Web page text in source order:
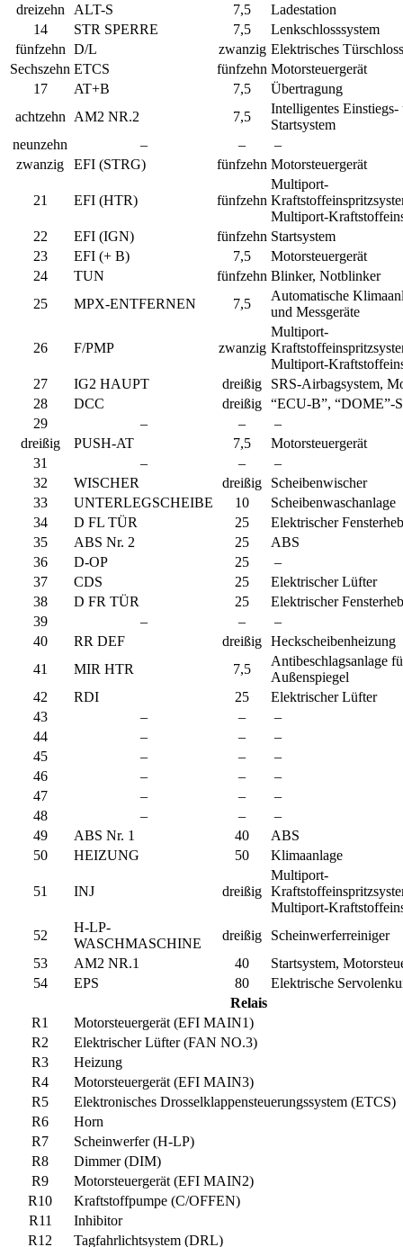
dreizehn
ALT-S 7,5
Ladestation
14
STR SPERRE 7,5
Lenkschlosssystem
fünfzehn D/L zwanzig Elektrisches Türschloss
Sechszehn ETCS fünfzehn Motorsteuergerät
17
AT+B 7,5
Übertragung
achtzehn
AM2 NR.2 7,5
Intelligentes Einstiegs-
Startsystem
neunzehn
– –
–
zwanzig
EFI (STRG) fünfzehn Motorsteuergerät
21 EFI (HTR) fünfzehn
Multiport-
Multiport-
22
EFI (IGN) fünfzehn Startsystem
23
EFI (+ B) 7,5
Motorsteuergerät
24
TUN fünfzehn Blinker, Notblinker
25
MPX-ENTFERNEN 7,5
Automatische
und Messgeräte
26 F/PMP zwanzig
Multiport-
Multiport-
27
IG2 HAUPT dreißig
SRS-Airbagsystem,
28
DCC dreißig “ECU-B”, “DOME”-
29
– –
–
dreißig
PUSH-AT 7,5
Motorsteuergerät
31
– –
–
32
WISCHER dreißig
Scheibenwischer
33
UNTERLEGSCHEIBE 10
Scheibenwaschanlage
34
D FL TÜR 25
Elektrischer
35
ABS Nr. 2 25
ABS
36
D-OP 25
–
37
CDS 25
Elektrischer Lüfter
38
D FR TÜR 25
Elektrischer
39
– –
–
40
RR DEF dreißig Heckscheibenheizung
41
MIR HTR 7,5
Antibeschlagsanlage
Außenspiegel
42
RDI 25
Elektrischer Lüfter
43
– –
–
44
– –
–
45
– –
–
46
– –
–
47
– –
–
48
– –
–
49
ABS Nr. 1 40
ABS
50
HEIZUNG 50 Klimaanlage
51 INJ dreißig
Multiport-
Multiport-
52
H-LP-
WASCHMASCHINE
dreißig
Scheinwerferreiniger
53
AM2 NR.1 40
Startsystem,
54
EPS 80
Elektrische
Relais
R1
Motorsteuergerät (EFI MAIN1)
R2
Elektrischer Lüfter (FAN NO.3)
R3
Heizung
R4
Motorsteuergerät (EFI MAIN3)
R5
Elektronisches Drosselklappensteuerungssystem (ETCS)
R6
Horn
R7
Scheinwerfer (H-LP)
R8
Dimmer (DIM)
R9
Motorsteuergerät (EFI MAIN2)
R10
Kraftstoffpumpe (C/OFFEN)
R11
Inhibitor
R12
Tagfahrlichtsystem (DRL)